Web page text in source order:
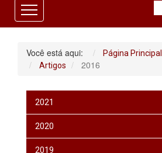
Você está aqui: Página Principal
Artigos 2016
2021
2020
2019